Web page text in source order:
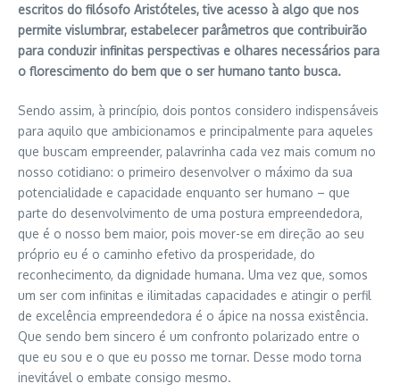
escritos do filósofo Aristóteles, tive acesso à algo que nos
permite vislumbrar, estabelecer parâmetros que contribuirão
para conduzir infinitas perspectivas e olhares necessários para
o florescimento do bem que o ser humano tanto busca.
Sendo assim, à princípio, dois pontos considero indispensáveis
para aquilo que ambicionamos e principalmente para aqueles
que buscam empreender, palavrinha cada vez mais comum no
nosso cotidiano: o primeiro desenvolver o máximo da sua
potencialidade e capacidade enquanto ser humano – que
parte do desenvolvimento de uma postura empreendedora,
que é o nosso bem maior, pois mover-se em direção ao seu
próprio eu é o caminho efetivo da prosperidade, do
reconhecimento, da dignidade humana. Uma vez que, somos
um ser com infinitas e ilimitadas capacidades e atingir o perfil
de excelência empreendedora é o ápice na nossa existência.
Que sendo bem sincero é um confronto polarizado entre o
que eu sou e o que eu posso me tornar. Desse modo torna
inevitável o embate consigo mesmo.